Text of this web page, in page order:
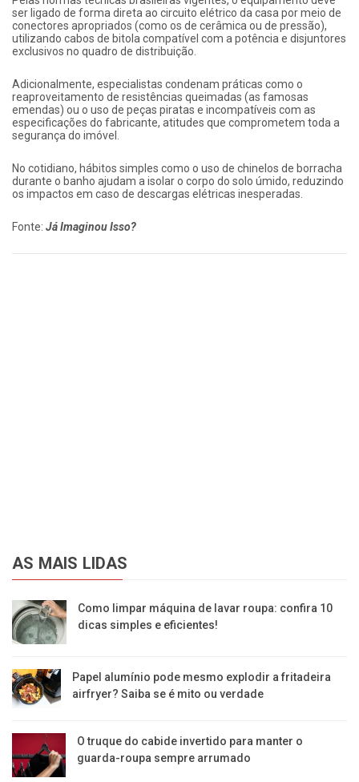
ser ligado de forma direta ao circuito elétrico da casa por meio de
conectores apropriados (como os de cerâmica ou de pressão),
utilizando cabos de bitola compatível com a potência e disjuntores
exclusivos no quadro de distribuição.
Adicionalmente, especialistas condenam práticas como o
reaproveitamento de resistências queimadas (as famosas
emendas) ou o uso de peças piratas e incompatíveis com as
especificações do fabricante, atitudes que comprometem toda a
segurança do imóvel.
No cotidiano, hábitos simples como o uso de chinelos de borracha
durante o banho ajudam a isolar o corpo do solo úmido, reduzindo
os impactos em caso de descargas elétricas inesperadas.
Fonte: Já Imaginou Isso?
AS MAIS LIDAS
Como limpar máquina de lavar roupa: confira 10
dicas simples e eficientes!
Papel alumínio pode mesmo explodir a fritadeira
airfryer? Saiba se é mito ou verdade
O truque do cabide invertido para manter o
guarda-roupa sempre arrumado